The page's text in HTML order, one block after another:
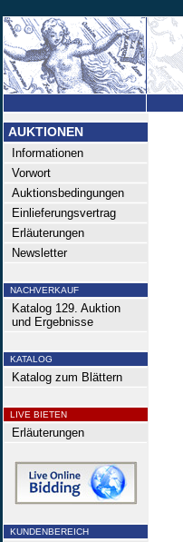
AUKTIONEN
Informationen
Vorwort
Auktionsbedingungen
Einlieferungsvertrag
Erläuterungen
Newsletter
NACHVERKAUF
Katalog 129. Auktion
und Ergebnisse
KATALOG
Katalog zum Blättern
LIVE BIETEN
Erläuterungen
KUNDENBEREICH